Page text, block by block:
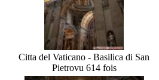
Citta del Vaticano - Basilica di San
Pietrovu 614 fois